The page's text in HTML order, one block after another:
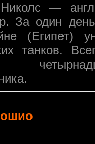
—
За один
(Египет)
танков.